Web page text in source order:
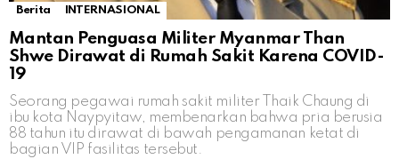
Berita INTERNASIONAL
Mantan Penguasa Militer Myanmar Than
Shwe Dirawat di Rumah Sakit Karena COVID-
19
Seorang pegawai rumah sakit militer Thaik Chaung di
ibu kota Naypyitaw, membenarkan bahwa pria berusia
88 tahun itu dirawat di bawah pengamanan ketat di
bagian VIP fasilitas tersebut.